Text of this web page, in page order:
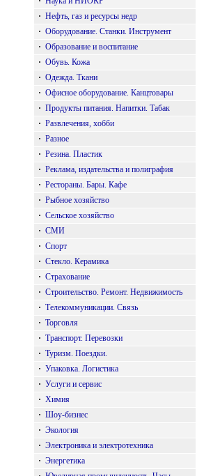
· Нефть, газ и ресурсы недр
· Оборудование. Станки. Инструмент
· Образование и воспитание
· Обувь. Кожа
· Одежда. Ткани
· Офисное оборудование. Канцтовары
· Продукты питания. Напитки. Табак
· Развлечения, хобби
· Разное
· Резина. Пластик
· Реклама, издательства и полиграфия
· Рестораны. Бары. Кафе
· Рыбное хозяйство
· Сельское хозяйство
· СМИ
· Спорт
· Стекло. Керамика
· Страхование
· Строительство. Ремонт. Недвижимость
· Телекоммуникации. Связь
· Торговля
· Транспорт. Перевозки
· Туризм. Поездки.
· Упаковка. Логистика
· Услуги и сервис
· Химия
· Шоу-бизнес
· Экология
· Электроника и электротехника
· Энергетика